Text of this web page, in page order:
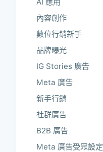
內容創作
數位行銷新手
品牌曝光
IG Stories 廣告
Meta 廣告
新手行銷
社群廣告
B2B 廣告
Meta 廣告受眾設定